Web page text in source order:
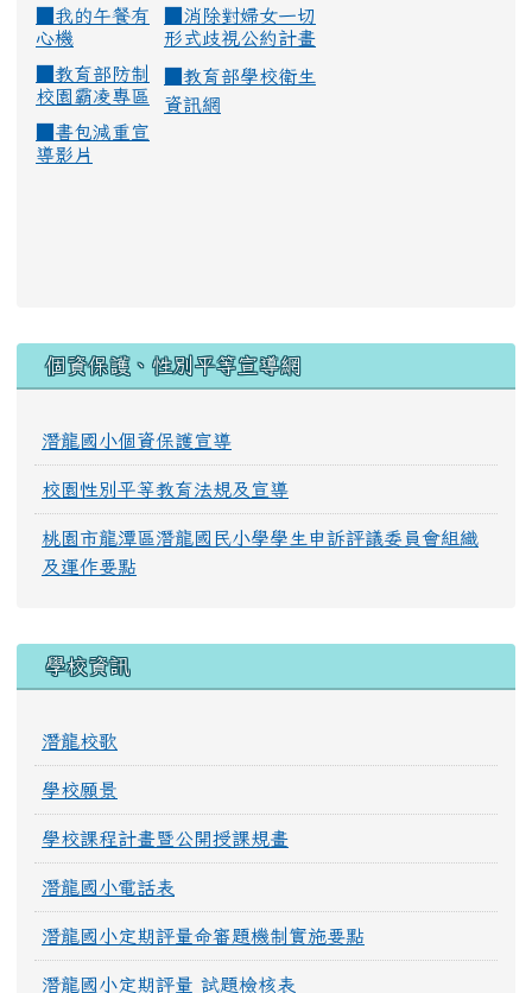
我的午餐有
心機
消除對婦女一切
形式歧視公約計畫
教育部防制
校園霸凌專區
教育部學校衛生
資訊網
書包減重宣
導影片
個資保護、性別平等宣導網
潛龍國小個資保護宣導
校園性別平等教育法規及宣導
桃園市龍潭區潛龍國民小學學生申訴評議委員會組織
及運作要點
學校資訊
潛龍校歌
學校願景
學校課程計畫暨公開授課規畫
潛龍國小電話表
潛龍國小定期評量命審題機制實施要點
潛龍國小定期評量 試題檢核表